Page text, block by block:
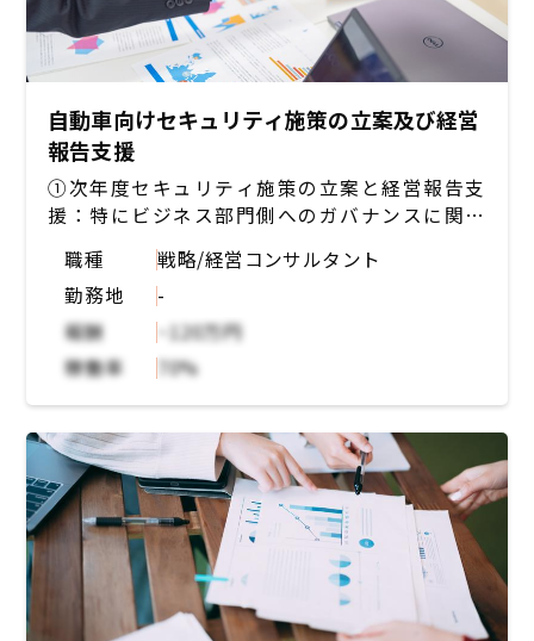
自動車向けセキュリティ施策の立案及び経営
報告支援
①次年度セキュリティ施策の立案と経営報告支
援：特にビジネス部門側へのガバナンスに関す
②R&D領域における隔離環境の構想策定⇒PoC
計画：JP/USの2拠点を対象としたITインフ
ラ/セキュリティ対策像を描くイメージ
【役割】
①②のどちらか ※いずれも役割は論点整理・
資料作成・ディスカッション
職種
戦略/経営コンサルタント
勤務地
-
報酬
~120万円
稼働率
70%